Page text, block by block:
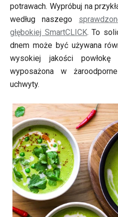
potrawach. Wypróbuj na
według naszego
głębokiej SmartCLICK. To
dnem może być używana
wysokiej jakości powłokę
wyposażona w
uchwyty.